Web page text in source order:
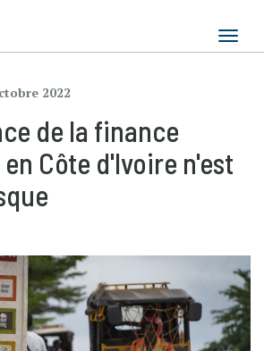
principal
2022
de la finance
Côte d'Ivoire n'est